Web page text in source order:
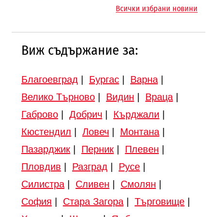
Всички избрани новини
Виж съдържание за:
Благоевград Бургас| Варна|
Велико Търново| Видин Враца|
Габрово| Добрич Кърджали
Кюстендил
Ловеч Монтана|
Пазарджик| Перник| Плевен
Пловдив
Разград Русе|
Силистра| Сливен Смолян
София
Стара Загора| Търговище|